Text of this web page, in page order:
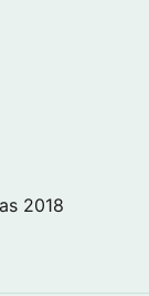
2018